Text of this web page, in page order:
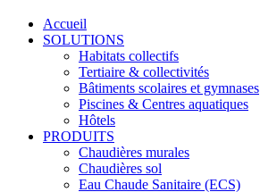
Accueil
SOLUTIONS
Habitats collectifs
Tertiaire & collectivités
Bâtiments scolaires et gymnases
Piscines & Centres aquatiques
Hôtels
PRODUITS
Chaudières murales
Chaudières sol
Eau Chaude Sanitaire (ECS)